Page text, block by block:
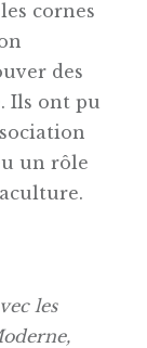
cornes
des
Ils ont pu
un rôle
les